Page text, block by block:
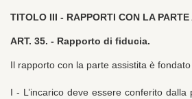
TITOLO III - RAPPORTI CON LA PARTE
ART. 35. - Rapporto di fiducia.
Il rapporto con la parte assistita è fondato
I - L’incarico deve essere conferito